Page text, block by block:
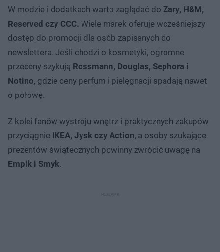
W modzie i dodatkach warto zaglądać do Zary, H&M,
Reserved czy CCC. Wiele marek oferuje wcześniejszy
dostęp do promocji dla osób zapisanych do
newslettera. Jeśli chodzi o kosmetyki, ogromne
przeceny szykują Rossmann, Douglas, Sephora i
Notino, gdzie ceny perfum i pielęgnacji spadają nawet
o połowę.
Z kolei fanów wystroju wnętrz i praktycznych zakupów
przyciągnie IKEA, Jysk czy Action, a osoby szukające
prezentów świątecznych powinny zwrócić uwagę na
Empik i Smyk.